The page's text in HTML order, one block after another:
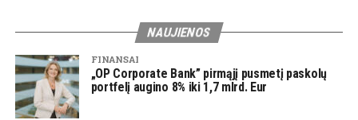
NAUJIENOS
FINANSAI
„OP Corporate Bank” pirmąjį pusmetį paskolų
portfelį augino 8% iki 1,7 mlrd. Eur